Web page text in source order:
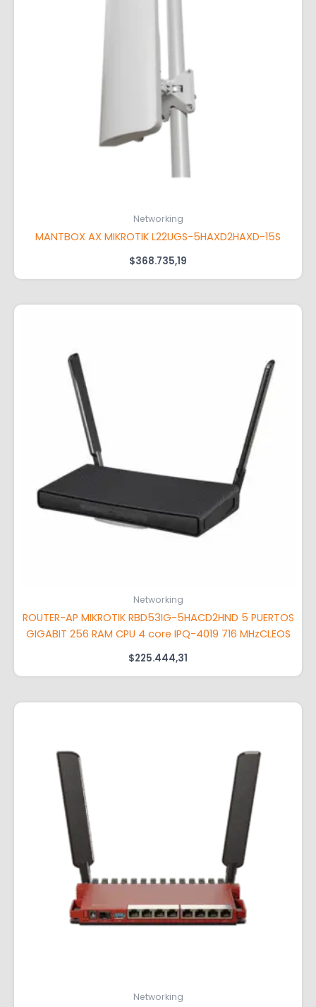
Networking
MANTBOX AX MIKROTIK L22UGS-5HAXD2HAXD-15S
$368.735,19
Networking
ROUTER-AP MIKROTIK RBD53IG-5HACD2HND 5 PUERTOS
GIGABIT 256 RAM CPU 4 core IPQ-4019 716 MHzCLEOS
$225.444,31
Networking